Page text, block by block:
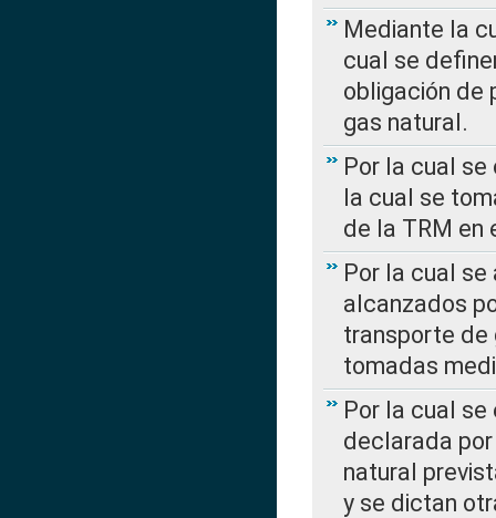
Mediante la
cual se
obligación de
gas natural.
Por la cual se
la cual se
de la TRM en
Por la cual
alcanzados
transporte de
tomadas
Por la cual
declarada
natural
y se dictan